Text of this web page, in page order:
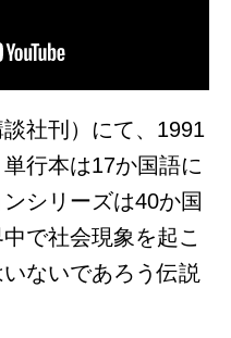
社刊）にて、1991
行本は17か国語に
シリーズは40か国
で社会現象を起こ
ないであろう伝説